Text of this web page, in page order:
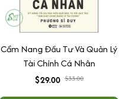
Cẩm Nang Đầu Tư Và Quản Lý
Tài Chính Cá Nhân
$29.00 $33.00